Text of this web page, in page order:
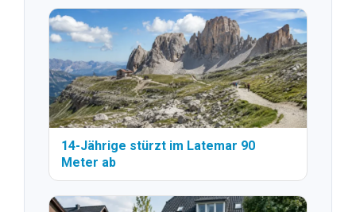
14-Jährige stürzt im Latemar 90
Meter ab